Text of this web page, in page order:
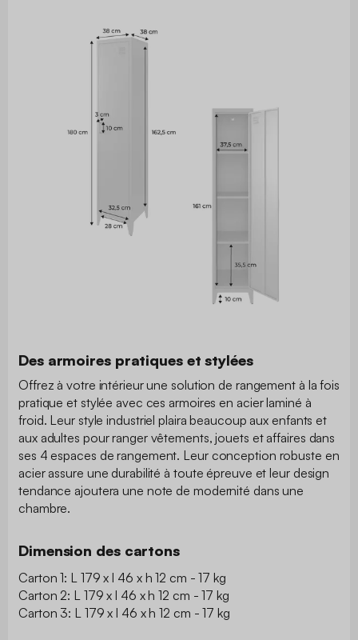
Des armoires pratiques et stylées
Offrez à votre intérieur une solution de rangement à la fois
pratique et stylée avec ces armoires en acier laminé à
froid. Leur style industriel plaira beaucoup aux enfants et
aux adultes pour ranger vêtements, jouets et affaires dans
ses 4 espaces de rangement. Leur conception robuste en
acier assure une durabilité à toute épreuve et leur design
tendance ajoutera une note de modernité dans une
chambre.
Dimension des cartons
Carton 1: L 179 x l 46 x h 12 cm - 17 kg
Carton 2: L 179 x l 46 x h 12 cm - 17 kg
Carton 3: L 179 x l 46 x h 12 cm - 17 kg